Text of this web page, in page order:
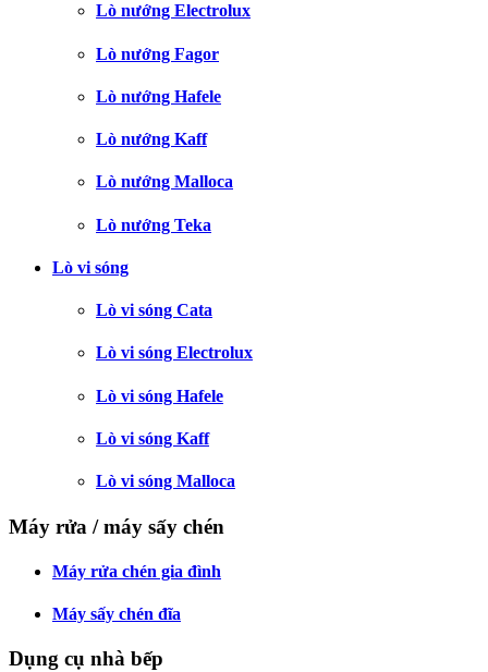
Lò nướng Electrolux
Lò nướng Fagor
Lò nướng Hafele
Lò nướng Kaff
Lò nướng Malloca
Lò nướng Teka
Lò vi sóng
Lò vi sóng Cata
Lò vi sóng Electrolux
Lò vi sóng Hafele
Lò vi sóng Kaff
Lò vi sóng Malloca
Máy rửa / máy sấy chén
Máy rửa chén gia đình
Máy sấy chén đĩa
Dụng cụ nhà bếp